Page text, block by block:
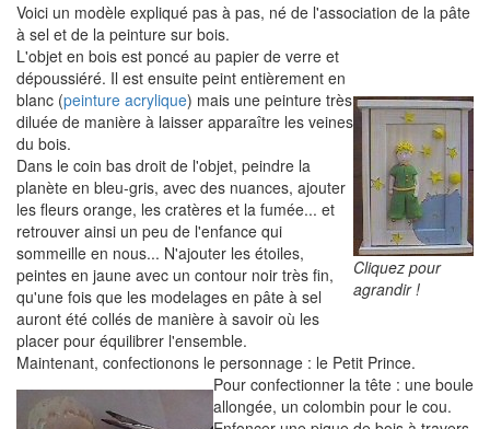
Voici un modèle expliqué pas à pas, né de l'association de la pâte
à sel et de la peinture sur bois.
L'objet en bois est poncé au papier de verre et
dépoussiéré. Il est ensuite peint entièrement en
blanc (peinture acrylique) mais une peinture très
diluée de manière à laisser apparaître les veines
du bois.
Dans le coin bas droit de l'objet, peindre la
planète en bleu-gris, avec des nuances, ajouter
les fleurs orange, les cratères et la fumée... et
retrouver ainsi un peu de l'enfance qui
sommeille en nous... N'ajouter les étoiles,
peintes en jaune avec un contour noir très fin,
qu'une fois que les modelages en pâte à sel
auront été collés de manière à savoir où les
placer pour équilibrer l'ensemble.
Cliquez pour
agrandir !
Maintenant, confectionons le personnage : le Petit Prince.
Pour confectionner la tête : une boule
allongée, un colombin pour le cou.